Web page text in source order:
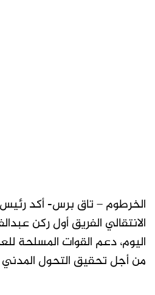
الخرطوم – تاق برس- أكد
الانتقالي الفريق أول ركن
اليوم، دعم القوات المسلحة
من أجل تحقيق التحول